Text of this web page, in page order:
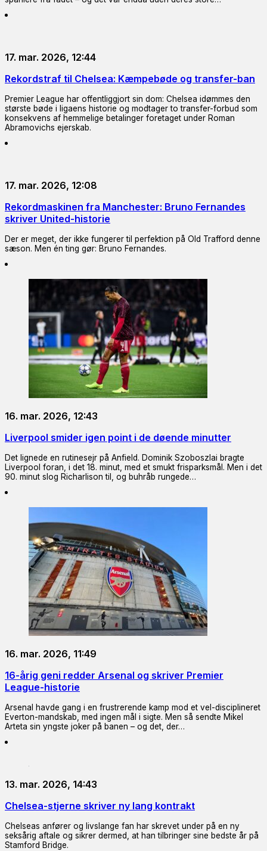
17. mar. 2026, 12:44
Rekordstraf til Chelsea: Kæmpebøde og transfer-ban
Premier League har offentliggjort sin dom: Chelsea idømmes den
største bøde i ligaens historie og modtager to transfer-forbud som
konsekvens af hemmelige betalinger foretaget under Roman
Abramovichs ejerskab.
17. mar. 2026, 12:08
Rekordmaskinen fra Manchester: Bruno Fernandes
skriver United-historie
Der er meget, der ikke fungerer til perfektion på Old Trafford denne
sæson. Men én ting gør: Bruno Fernandes.
16. mar. 2026, 12:43
Liverpool smider igen point i de døende minutter
Det lignede en rutinesejr på Anfield. Dominik Szoboszlai bragte
Liverpool foran, i det 18. minut, med et smukt frisparksmål. Men i det
90. minut slog Richarlison til, og buhråb rungede…
16. mar. 2026, 11:49
16-årig geni redder Arsenal og skriver Premier
League-historie
Arsenal havde gang i en frustrerende kamp mod et vel-disciplineret
Everton-mandskab, med ingen mål i sigte. Men så sendte Mikel
Arteta sin yngste joker på banen – og det, der…
13. mar. 2026, 14:43
Chelsea-stjerne skriver ny lang kontrakt
Chelseas anfører og livslange fan har skrevet under på en ny
seksårig aftale og sikrer dermed, at han tilbringer sine bedste år på
Stamford Bridge.